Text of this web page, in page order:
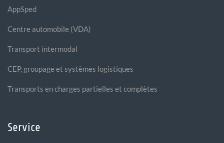
AppSped
Centre automobile (VDA)
Transport intermodal
CEP, groupage et systèmes logistiques
Transports en charges partielles et complètes
Service